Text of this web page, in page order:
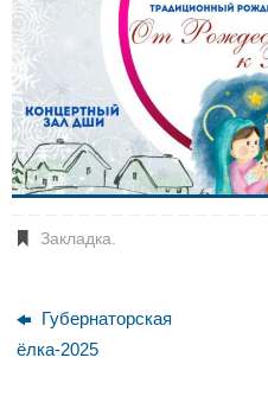
Закладка
Губернаторская
ёлка-2025